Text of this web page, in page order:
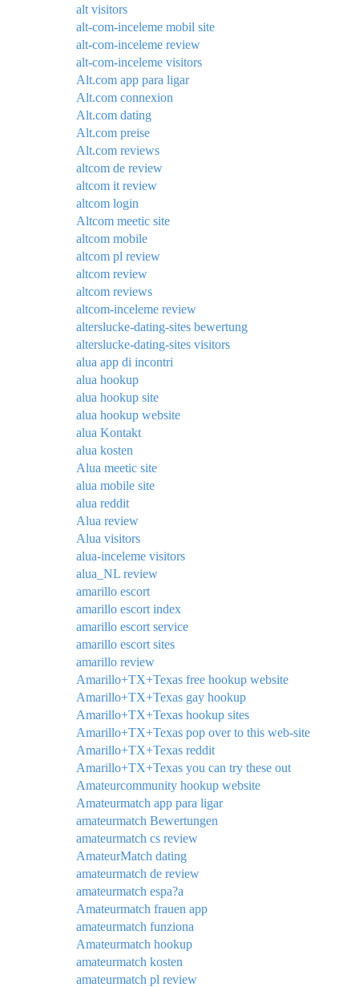
alt visitors
alt-com-inceleme mobil site
alt-com-inceleme review
alt-com-inceleme visitors
Alt.com app para ligar
Alt.com connexion
Alt.com dating
Alt.com preise
Alt.com reviews
altcom de review
altcom it review
altcom login
Altcom meetic site
altcom mobile
altcom pl review
altcom review
altcom reviews
altcom-inceleme review
alterslucke-dating-sites bewertung
alterslucke-dating-sites visitors
alua app di incontri
alua hookup
alua hookup site
alua hookup website
alua Kontakt
alua kosten
Alua meetic site
alua mobile site
alua reddit
Alua review
Alua visitors
alua-inceleme visitors
alua_NL review
amarillo escort
amarillo escort index
amarillo escort service
amarillo escort sites
amarillo review
Amarillo+TX+Texas free hookup website
Amarillo+TX+Texas gay hookup
Amarillo+TX+Texas hookup sites
Amarillo+TX+Texas pop over to this web-site
Amarillo+TX+Texas reddit
Amarillo+TX+Texas you can try these out
Amateurcommunity hookup website
Amateurmatch app para ligar
amateurmatch Bewertungen
amateurmatch cs review
AmateurMatch dating
amateurmatch de review
amateurmatch espa?a
Amateurmatch frauen app
amateurmatch funziona
Amateurmatch hookup
amateurmatch kosten
amateurmatch pl review